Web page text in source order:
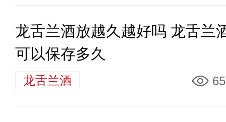
龙舌兰酒放越久越好吗 龙舌兰
可以保存多久
龙舌兰酒